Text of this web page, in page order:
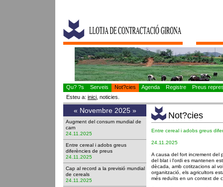
Qu? ?s Serveis Not?cies Agenda Registre
Preus
Esteu a: inici , noticies.
« Novembre 2025 »
Augment del consum mundial de
carn
24.11.2025
Entre cereal i adobs greus
diferències de preus
24.11.2025
Cap al record a la previsió mundial
de cereals
24.11.2025
Not?cies
Entre cereal i adobs greus
24.11.2025
A causa del fort increment del
del blat i l'ordi es mantenen
dècada, amb cotitzacions al
organització, els agricultors
més reduïts en un context de